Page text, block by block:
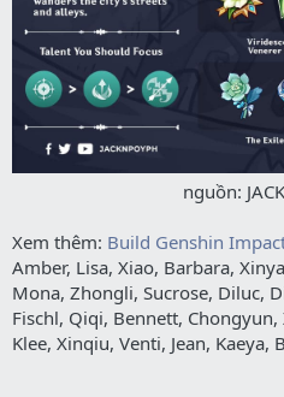
nguồn:
Xem thêm: Build Genshin
Amber, Lisa, Xiao, Barbara,
Mona, Zhongli, Sucrose, Diluc,
Fischl, Qiqi, Bennett, Chongyun,
Klee, Xinqiu, Venti, Jean, Kaeya,